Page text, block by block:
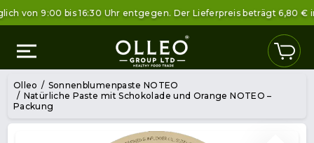
9:00 bis 16:30 Uhr entgegen. Der Lieferpreis beträgt 6,80 €
Olleo
Sonnenblumenpaste NOTEO
Natürliche Paste mit Schokolade und Orange NOTEO –
Packung